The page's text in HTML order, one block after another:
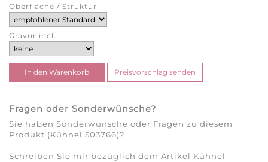
Oberfläche / Struktur
Gravur incl.
Fragen oder Sonderwünsche?
Sie haben Sonderwünsche oder Fragen zu diesem
Produkt (Kühnel 503766)?
Schreiben Sie mir bezüglich dem Artikel Kühnel